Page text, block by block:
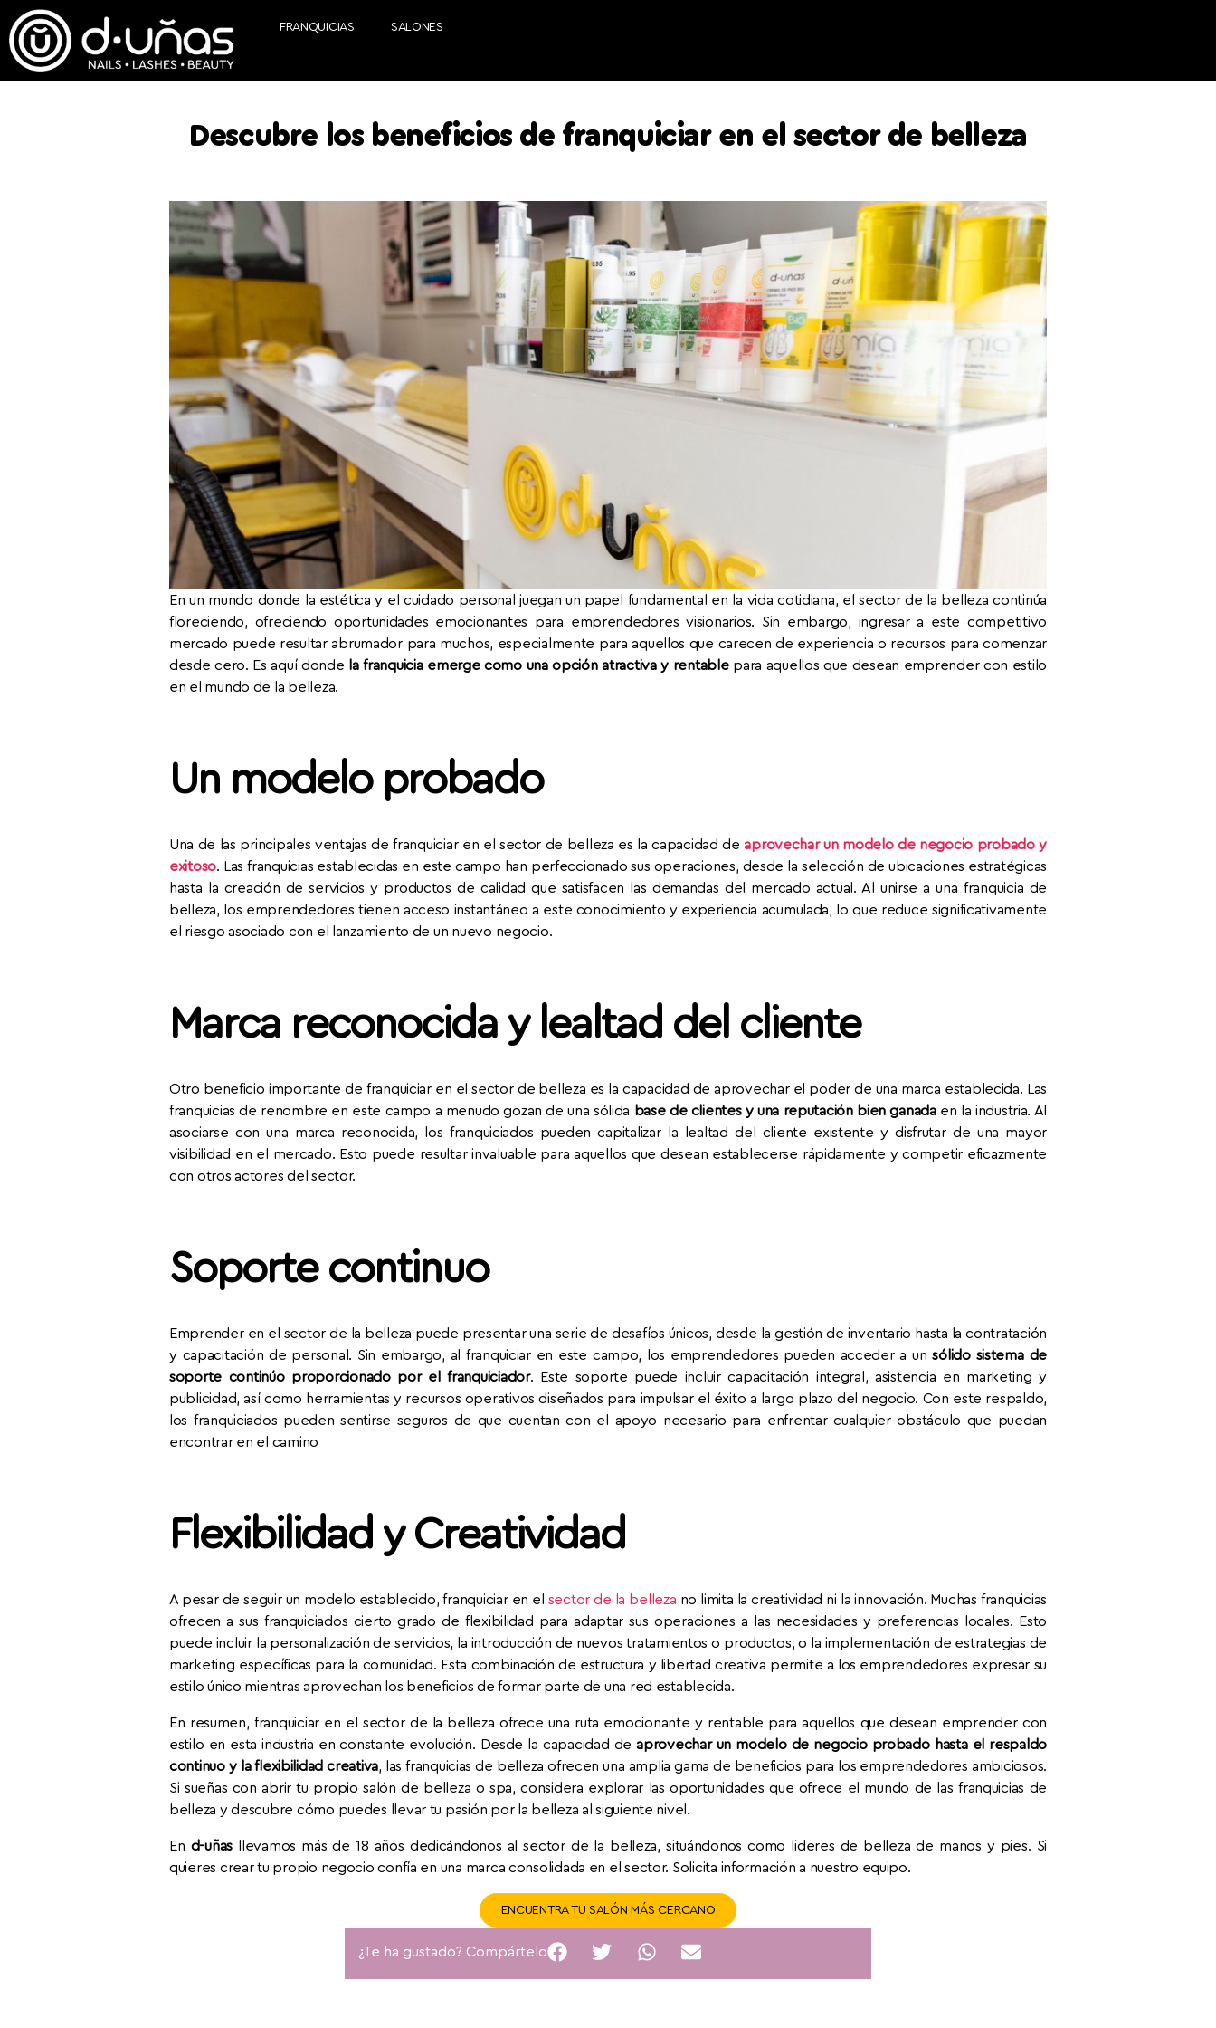
FRANQUICIAS SALONES
Descubre los beneficios de franquiciar en el sector de belleza
En un mundo donde la estética y el cuidado personal juegan un papel fundamental en la vida cotidiana, el sector de la belleza continúa
floreciendo, ofreciendo oportunidades emocionantes para emprendedores visionarios. Sin embargo, ingresar a este competitivo
mercado puede resultar abrumador para muchos, especialmente para aquellos que carecen de experiencia o recursos para comenzar
desde cero. Es aquí donde la franquicia emerge como una opción atractiva y rentablepara aquellos que desean emprender con estilo
en el mundo de la belleza.
Un modelo probado
Una de las principales ventajas de franquiciar en el sector de belleza es la capacidad deaprovechar un modelo de negocio probado y
exitoso. Las franquicias establecidas en este campo han perfeccionado sus operaciones, desde la selección de ubicaciones estratégicas
hasta la creación de servicios y productos de calidad que satisfacen las demandas del mercado actual. Al unirse a una franquicia de
belleza, los emprendedores tienen acceso instantáneo a este conocimiento y experiencia acumulada, lo que reduce significativamente
el riesgo asociado con el lanzamiento de un nuevo negocio.
Marca reconocida y lealtad del cliente
Otro beneficio importante de franquiciar en el sector de belleza es la capacidad de aprovechar el poder de una marca establecida. Las
franquicias de renombre en este campo a menudo gozan de una sólida base de clientes y una reputación bien ganadaen la industria. Al
asociarse con una marca reconocida, los franquiciados pueden capitalizar la lealtad del cliente existente y disfrutar de una mayor
visibilidad en el mercado. Esto puede resultar invaluable para aquellos que desean establecerse rápidamente y competir eficazmente
con otros actores del sector.
Soporte continuo
Emprender en el sector de la belleza puede presentar una serie de desafíos únicos, desde la gestión de inventario hasta la contratación
y capacitación de personal. Sin embargo, al franquiciar en este campo, los emprendedores pueden acceder a unsólido sistema de
soporte continúo proporcionado por el franquiciador. Este soporte puede incluir capacitación integral, asistencia en marketing y
publicidad, así como herramientas y recursos operativos diseñados para impulsar el éxito a largo plazo del negocio. Con este respaldo,
los franquiciados pueden sentirse seguros de que cuentan con el apoyo necesario para enfrentar cualquier obstáculo que puedan
encontrar en el camino
Flexibilidad y Creatividad
A pesar de seguir un modelo establecido, franquiciar en el sector de la belleza no limita la creatividad ni la innovación. Muchas franquicias
ofrecen a sus franquiciados cierto grado de flexibilidad para adaptar sus operaciones a las necesidades y preferencias locales. Esto
puede incluir la personalización de servicios, la introducción de nuevos tratamientos o productos, o la implementación de estrategias de
marketing específicas para la comunidad. Esta combinación de estructura y libertad creativa permite a los emprendedores expresar su
estilo único mientras aprovechan los beneficios de formar parte de una red establecida.
En resumen, franquiciar en el sector de la belleza ofrece una ruta emocionante y rentable para aquellos que desean emprender con
estilo en esta industria en constante evolución. Desde la capacidad de aprovechar un modelo de negocio probado hasta el respaldo
continuo y la flexibilidad creativa, las franquicias de belleza ofrecen una amplia gama de beneficios para los emprendedores ambiciosos.
Si sueñas con abrir tu propio salón de belleza o spa, considera explorar las oportunidades que ofrece el mundo de las franquicias de
belleza y descubre cómo puedes llevar tu pasión por la belleza al siguiente nivel.
En d-uñas llevamos más de 18 años dedicándonos al sector de la belleza, situándonos como lideres de belleza de manos y pies. Si
quieres crear tu propio negocio confía en una marca consolidada en el sector. Solicita información a nuestro equipo.
ENCUENTRA TU SALÓN MÁS CERCANO
¿Te ha gustado? Compártelo